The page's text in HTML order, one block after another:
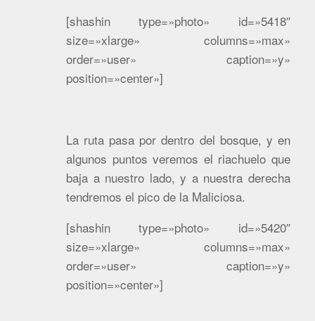
[shashin type=»photo» id=»5418″
size=»xlarge» columns=»max»
order=»user» caption=»y»
position=»center»]
La ruta pasa por dentro del bosque, y en
algunos puntos veremos el riachuelo que
baja a nuestro lado, y a nuestra derecha
tendremos el pico de la Maliciosa.
[shashin type=»photo» id=»5420″
size=»xlarge» columns=»max»
order=»user» caption=»y»
position=»center»]